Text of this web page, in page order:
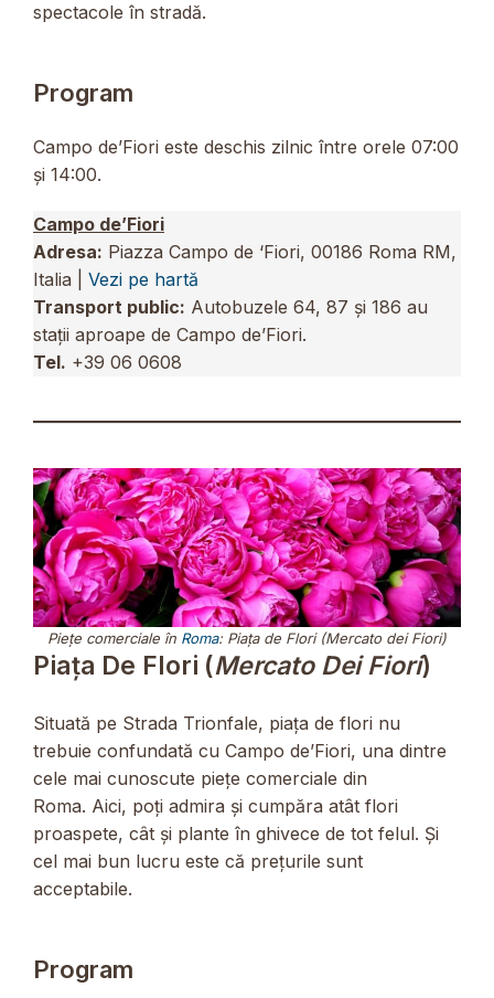
spectacole în stradă.
Program
Campo de’Fiori este deschis zilnic între orele 07:00
și 14:00.
Campo de’Fiori
Adresa: Piazza Campo de ‘Fiori, 00186 Roma RM,
Italia | Vezi pe hartă
Transport public: Autobuzele 64, 87 și 186 au
stații aproape de Campo de’Fiori.
Tel. +39 06 0608
Piețe comerciale în Roma: Piața de Flori (Mercato dei Fiori)
Piața De Flori (Mercato Dei Fiori)
Situată pe Strada Trionfale, piața de flori nu
trebuie confundată cu Campo de’Fiori, una dintre
cele mai cunoscute piețe comerciale din
Roma. Aici, poți admira și cumpăra atât flori
proaspete, cât și plante în ghivece de tot felul. Și
cel mai bun lucru este că prețurile sunt
acceptabile.
Program